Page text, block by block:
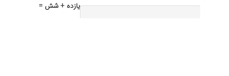
یازده + شش =